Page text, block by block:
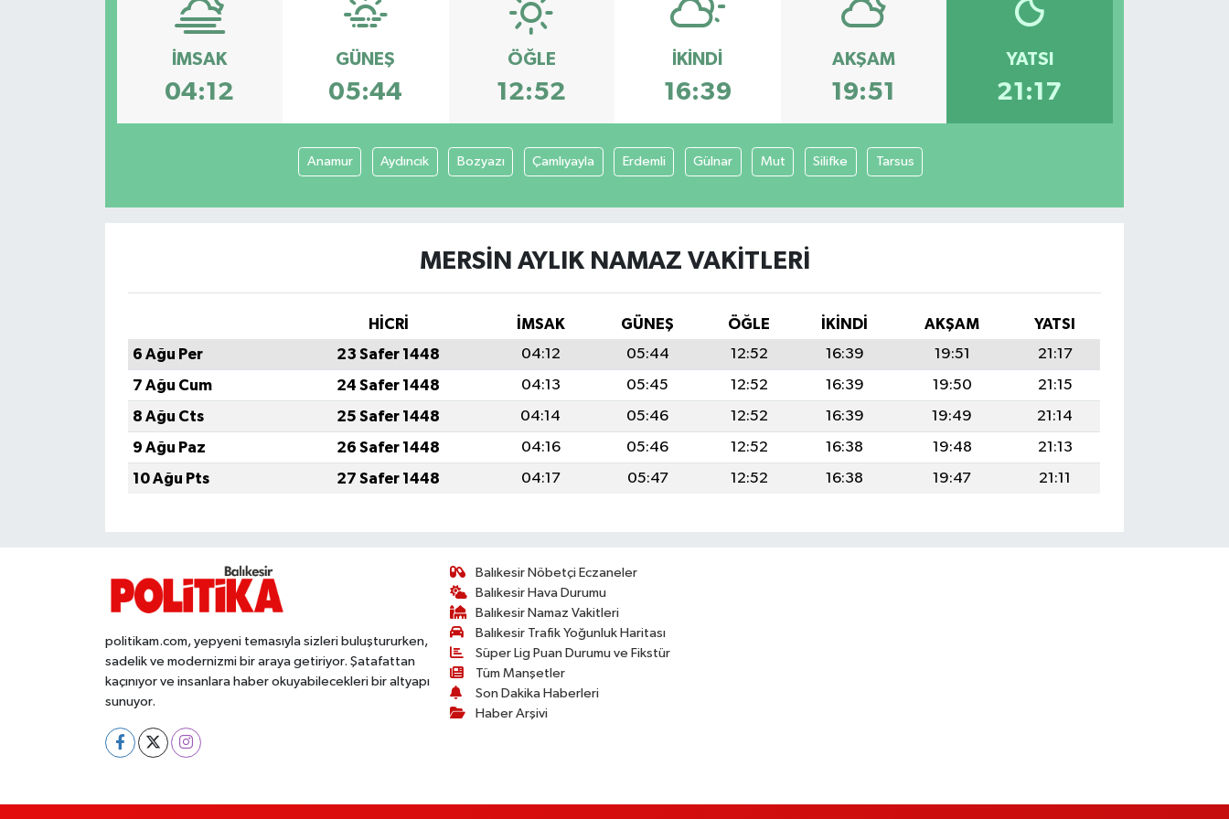
İMSAK
04:12
GÜNEŞ
05:44
ÖĞLE
12:52
İKINDI
16:39
AKŞAM
19:51
YATSI
21:17
Anamur Aydıncık Bozyazı Çamlıyayla Erdemli Gülnar Mut Silifke Tarsus
MERSIN AYLIK NAMAZ VAKITLERI
HİCRİ İMSAK GÜNEŞ ÖĞLE İKINDI AKŞAM
YATSI
6 Ağu Per
23 Safer 1448 04:12 05:44 12:52 16:39 19:51
21:17
7 Ağu Cum
24 Safer 1448 04:13 05:45 12:52 16:39 19:50
21:15
8 Ağu Cts
25 Safer 1448 04:14 05:46 12:52 16:39 19:49
21:14
9 Ağu Paz
26 Safer 1448 04:16 05:46 12:52 16:38 19:48
21:13
10 Ağu Pts
27 Safer 1448 04:17 05:47 12:52 16:38 19:47 21:11
politikam.com, yepyeni temasıyla sizleri buluştururken,
sadelik ve modernizmi bir araya getiriyor. Şatafattan
kaçınıyor ve insanlara haber okuyabilecekleri bir altyapı
sunuyor.
Balıkesir Nöbetçi Eczaneler
Balıkesir Hava Durumu
Balıkesir Namaz Vakitleri
Balıkesir Trafik Yoğunluk Haritası
Süper Lig Puan Durumu ve Fikstür
Tüm Manşetler
Son Dakika Haberleri
Haber Arşivi
KÜLTÜR-SANAT
MAGAZİN
MANŞET
Manyas